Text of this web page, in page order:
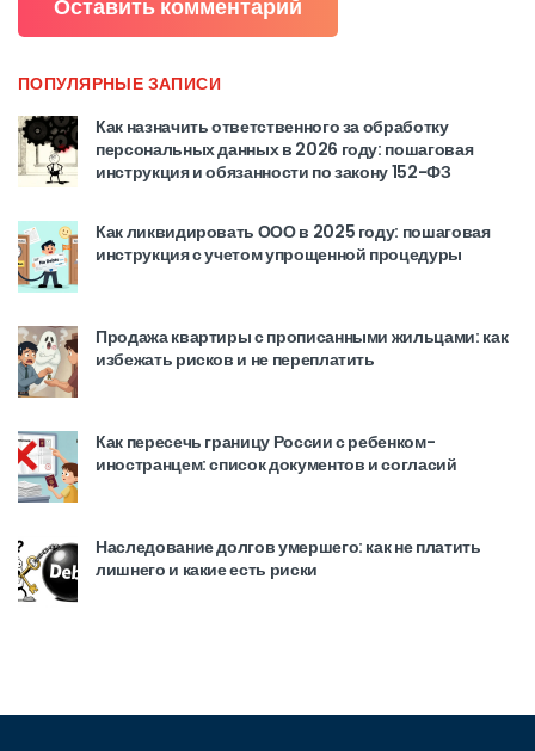
ПОПУЛЯРНЫЕ ЗАПИСИ
Как назначить ответственного за обработку
персональных данных в 2026 году: пошаговая
инструкция и обязанности по закону 152-ФЗ
Как ликвидировать ООО в 2025 году: пошаговая
инструкция с учетом упрощенной процедуры
Продажа квартиры с прописанными жильцами: как
избежать рисков и не переплатить
Как пересечь границу России с ребенком-
иностранцем: список документов и согласий
Наследование долгов умершего: как не платить
лишнего и какие есть риски